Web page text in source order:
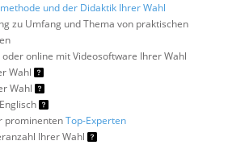
und der Didaktik Ihrer Wahl
zu Umfang und Thema von praktischen
online mit Videosoftware Ihrer Wahl
Wahl
Wahl
prominentenTop-Experten
Ihrer Wahl